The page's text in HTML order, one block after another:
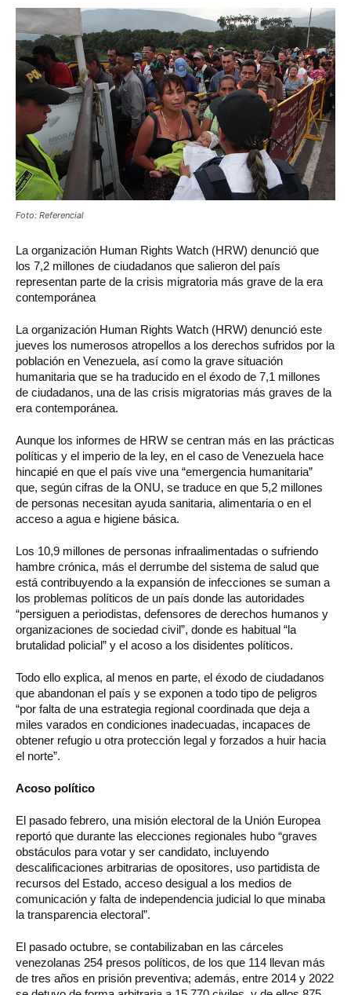
Foto: Referencial
La organización Human Rights Watch (HRW) denunció que
los 7,2 millones de ciudadanos que salieron del país
representan parte de la crisis migratoria más grave de la era
contemporánea
La organización Human Rights Watch (HRW) denunció este
jueves los numerosos atropellos a los derechos sufridos por la
población en Venezuela, así como la grave situación
humanitaria que se ha traducido en el éxodo de 7,1 millones
de ciudadanos, una de las crisis migratorias más graves de la
era contemporánea.
Aunque los informes de HRW se centran más en las prácticas
políticas y el imperio de la ley, en el caso de Venezuela hace
hincapié en que el país vive una “emergencia humanitaria”
que, según cifras de la ONU, se traduce en que 5,2 millones
de personas necesitan ayuda sanitaria, alimentaria o en el
acceso a agua e higiene básica.
Los 10,9 millones de personas infraalimentadas o sufriendo
hambre crónica, más el derrumbe del sistema de salud que
está contribuyendo a la expansión de infecciones se suman a
los problemas políticos de un país donde las autoridades
“persiguen a periodistas, defensores de derechos humanos y
organizaciones de sociedad civil”, donde es habitual “la
brutalidad policial” y el acoso a los disidentes políticos.
Todo ello explica, al menos en parte, el éxodo de ciudadanos
que abandonan el país y se exponen a todo tipo de peligros
“por falta de una estrategia regional coordinada que deja a
miles varados en condiciones inadecuadas, incapaces de
obtener refugio u otra protección legal y forzados a huir hacia
el norte”.
Acoso político
El pasado febrero, una misión electoral de la Unión Europea
reportó que durante las elecciones regionales hubo “graves
obstáculos para votar y ser candidato, incluyendo
descalificaciones arbitrarias de opositores, uso partidista de
recursos del Estado, acceso desigual a los medios de
comunicación y falta de independencia judicial lo que minaba
la transparencia electoral”.
El pasado octubre, se contabilizaban en las cárceles
venezolanas 254 presos políticos, de los que 114 llevan más
de tres años en prisión preventiva; además, entre 2014 y 2022